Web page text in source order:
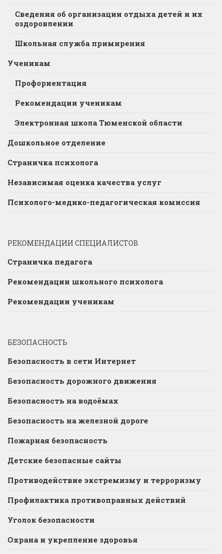
Сведения об организации отдыха детей и их
оздоровлении
Школьная служба примирения
Ученикам
Профориентация
Рекомендации ученикам
Электронная школа Тюменской области
Дошкольное отделение
Страничка психолога
Независимая оценка качества услуг
Психолого-медико-педагогическая комиссия
РЕКОМЕНДАЦИИ СПЕЦИАЛИСТОВ
Страничка педагога
Рекомендации школьного психолога
Рекомендации ученикам
БЕЗОПАСНОСТЬ
Безопасность в сети Интернет
Безопасность дорожного движения
Безопасность на водоёмах
Безопасность на железной дороге
Пожарная безопасность
Детские безопасные сайты
Противодействие экстремизму и терроризму
Профилактика противоправных действий
Уголок безопасности
Охрана и укрепление здоровья